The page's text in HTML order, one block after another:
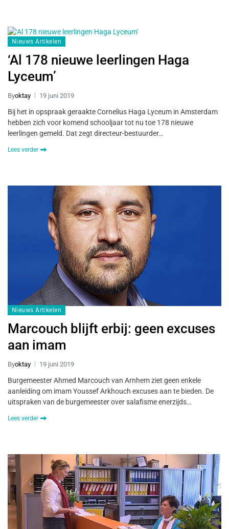
Nieuws Artikelen
‘Al 178 nieuwe leerlingen Haga
Lyceum’
Byoktay 19 juni 2019
Bij het in opspraak geraakte Cornelius Haga Lyceum in Amsterdam
hebben zich voor komend schooljaar tot nu toe 178 nieuwe
leerlingen gemeld. Dat zegt directeur-bestuurder…
Lees verder
Nieuws Artikelen
Marcouch blijft erbij: geen excuses
aan imam
Byoktay 19 juni 2019
Burgemeester Ahmed Marcouch van Arnhem ziet geen enkele
aanleiding om imam Youssef Arkhouch excuses aan te bieden. De
uitspraken van de burgemeester over salafisme enerzijds…
Lees verder